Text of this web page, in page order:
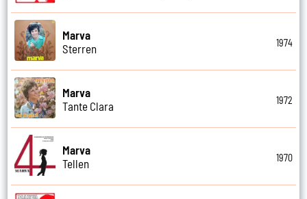
Marva
Sterren
1974
Marva
Tante Clara
1972
Marva
Tellen
1970